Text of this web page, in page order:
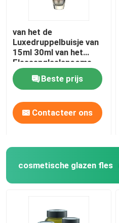
van het de
Luxedruppelbuisje van
15ml 30ml van het
Flessenglaslancome
van het de Essentie
Lege Oog de
Dalingsfles
Beste prijs
Contacteer ons
cosmetische glazen fles